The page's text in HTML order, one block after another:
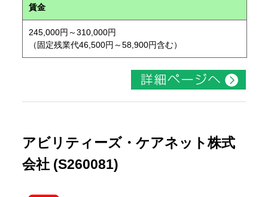
賃金
245,000円～310,000円
（固定残業代46,500円～58,900円含む）
アビリティーズ・ケアネット株式
会社 (S260081)